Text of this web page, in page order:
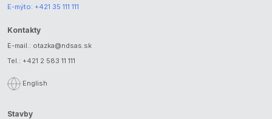
E-mýto: +421 35 111 111
Kontakty
E-mail.: otazka@ndsas.sk
Tel.: +421 2 583 11 111
English
Stavby